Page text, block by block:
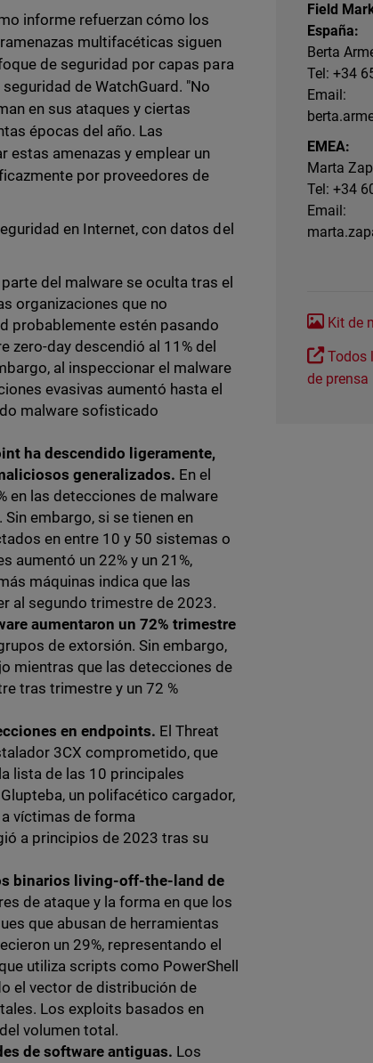
informe refuerzan cómo los
multifacéticas siguen
de seguridad por capas para
de WatchGuard. "No
en sus ataques y ciertas
épocas del año. Las
estas amenazas y emplear un
por proveedores de
en Internet, con datos del
del malware se oculta tras el
organizaciones que no
probablemente estén pasando
zero-day descendió al 11% del
al inspeccionar el malware
evasivas aumentó hasta el
malware sofisticado
ha descendido ligeramente,
generalizados. En el
en las detecciones de malware
embargo, si se tienen en
en entre 10 y 50 sistemas o
aumentó un 22% y un 21%,
máquinas indica que las
al segundo trimestre de 2023.
aumentaron un 72% trimestre
de extorsión. Sin embargo,
mientras que las detecciones de
tras trimestre y un 72 %
en endpoints. El Threat
3CX comprometido, que
lista de las 10 principales
un polifacético cargador,
víctimas de forma
a principios de 2023 tras su
binarios living-off-the-land de
de ataque y la forma en que los
que abusan de herramientas
un 29%, representando el
utiliza scripts como PowerShell
el vector de distribución de
Los exploits basados en
volumen total.
de software antiguas. Los
Field
España:
Berta
Tel: +34
Email:
EMEA:
Marta
Tel: +34
Email:
Kit de
Todos
de prensa